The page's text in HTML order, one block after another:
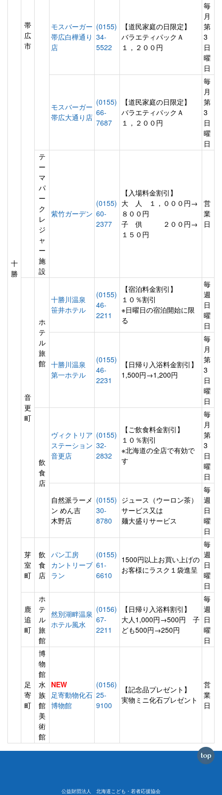
十
勝
帯
広
市
モスバーガー
帯広白樺通り
店
(0155)
34-
5522
【道民家庭の日限定】
バラエティパックＡ
１，２００円
毎
月
第
3
日
曜
日
モスバーガー
帯広大通り店
(0155)
66-
7687
【道民家庭の日限定】
バラエティパックＡ
１，２００円
毎
月
第
3
日
曜
日
テ
ー
マ
パ
ー
ク
レ
ジ
ャ
ー
施
設
紫竹ガーデン
(0155)
60-
2377
【入場料金割引】
大 人 １，０００円→
８００円
子 供 ２００円→
１５０円
営
業
日
音
更
町
ホ
テ
ル
旅
館
十勝川温泉
笹井ホテル
(0155)
46-
2211
【宿泊料金割引】
１０％割引
※日曜日の宿泊開始に限
る
毎
週
日
曜
日
十勝川温泉
第一ホテル
(0155)
46-
2231
【日帰り入浴料金割引】
1,500円→1,200円
毎
月
第
3
日
曜
日
飲
食
店
ヴィクトリア
ステーション
音更店
(0155)
32-
2832
【ご飲食料金割引】
１０％割引
※北海道の全店で有効で
す
毎
月
第
3
日
曜
日
自然派ラーメ
ン めん吉
木野店
(0155)
30-
8780
ジュース（ウーロン茶）
サービス又は
麺大盛りサービス
毎
週
日
曜
日
芽
室
町
飲
食
店
パン工房
カントリーブ
ラン
(0155)
61-
6610
1500円以上お買い上げの
お客様にラスク１袋進呈
毎
週
日
曜
日
鹿
追
町
ホ
テ
ル
旅
館
然別湖畔温泉
ホテル風水
(0156)
67-
2211
【日帰り入浴料割引】
大人1,000円→500円 子
ども500円→250円
毎
週
日
曜
日
足
寄
町
博
物
館
水
族
館
美
術
館
NEW
足寄動物化石
博物館
(0156)
25-
9100
【記念品プレゼント】
実物ミニ化石プレゼント
営
業
日
公益財団法人 北海道こども・若者応援協会